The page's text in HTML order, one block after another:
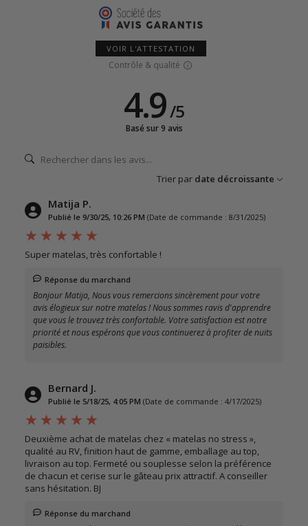
VOIR L'ATTESTATION
Contrôle & qualité
4.9/5
Basé sur 9 avis
Trier par date décroissante
Matija P.
Publié le 9/30/25, 10:26 PM (Date de commande : 8/31/2025)
Super matelas, très confortable !
Réponse du marchand
Bonjour Matija, Nous vous remercions sincèrement pour votre
avis élogieux sur notre matelas ! Nous sommes ravis d'apprendre
que vous le trouvez très confortable. Votre satisfaction est notre
priorité et nous espérons que vous continuerez à profiter de nuits
paisibles.
Bernard J.
Publié le 5/18/25, 4:05 PM (Date de commande : 4/17/2025)
Deuxième achat de matelas chez « matelas no stress »,
qualité au RV, finition haut de gamme, emballage au top,
livraison au top. Fermeté ou souplesse selon la préférence
de chacun et cerise sur le gâteau prix attractif. A conseiller
sans hésitation. BJ
Réponse du marchand